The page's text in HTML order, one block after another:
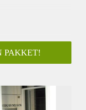
PAKKET!